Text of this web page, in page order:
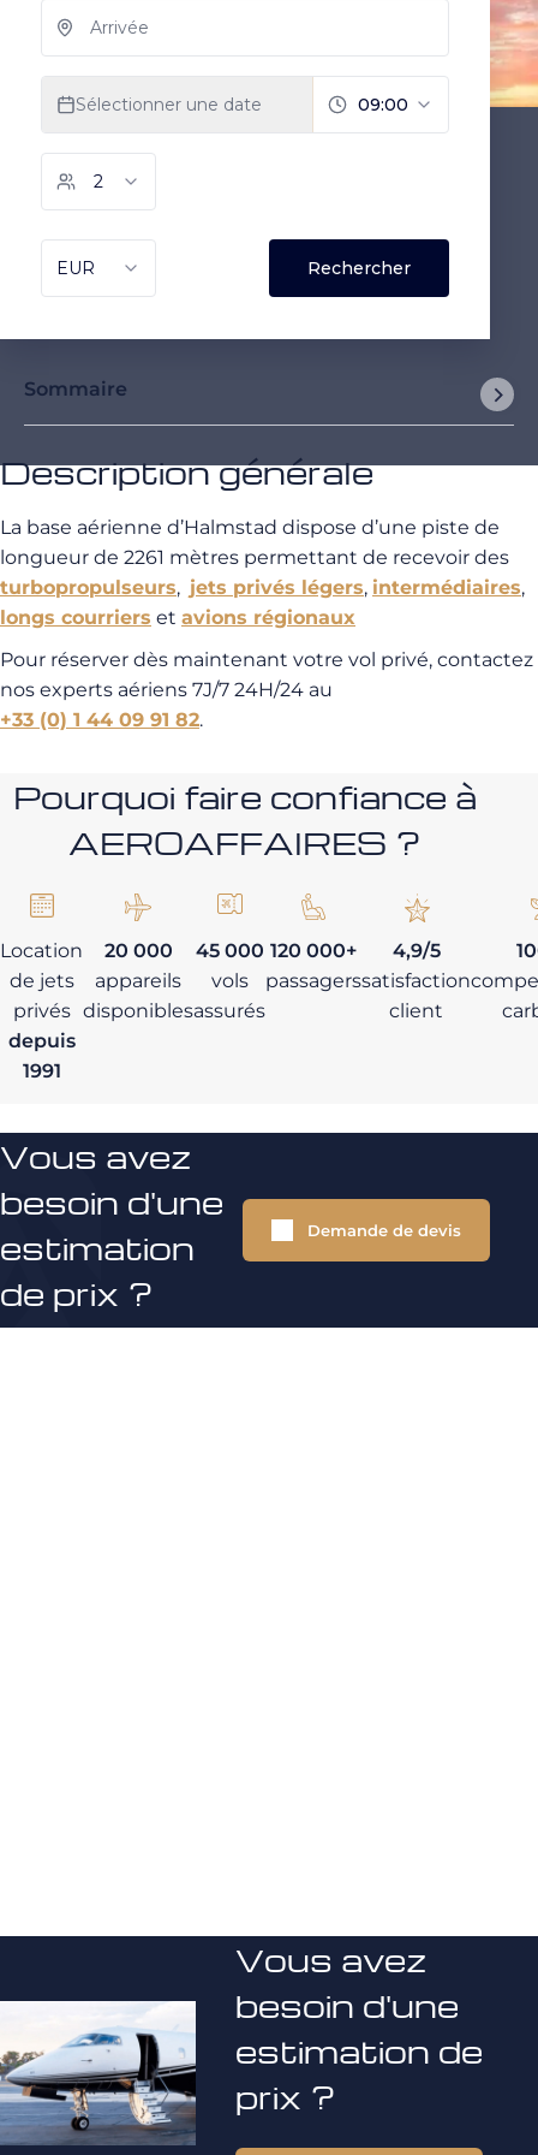
Sommaire
Description générale
La base aérienne d’Halmstad dispose d’une piste de
longueur de 2261 mètres permettant de recevoir des
turbopropulseurs, jets privés légers, intermédiaires,
longs courriers et avions régionaux
Pour réserver dès maintenant votre vol privé, contactez
nos experts aériens 7J/7 24H/24 au
+33 (0) 1 44 09 91 82.
Pourquoi faire confiance à
AEROAFFAIRES ?
Location
de jets
privés
depuis
1991
20 000
appareils
disponibles
45 000
vols
assurés
120 000+
passagers
4,9/5
satisfaction
client
Vous avez
besoin d'une
estimation
de prix ?
Demande de devis
Vous avez
besoin d'une
estimation de
prix ?